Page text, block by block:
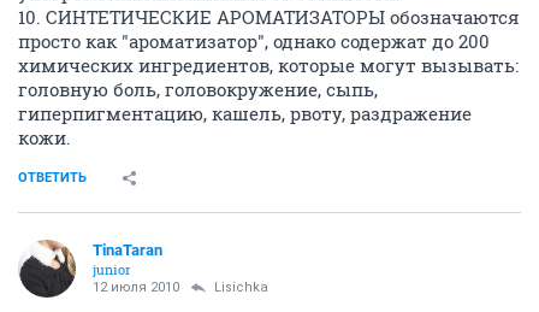
10. СИНТЕТИЧЕСКИЕ АРОМАТИЗАТОРЫ обозначаются
просто как "ароматизатор", однако содержат до 200
химических ингредиентов, которые могут вызывать:
головную боль, головокружение, сыпь,
гиперпигментацию, кашель, рвоту, раздражение
кожи.
ОТВЕТИТЬ
TinaTaran
junior
12 июля 2010 Lisichka